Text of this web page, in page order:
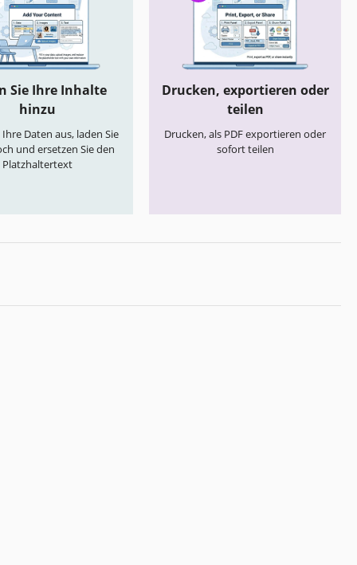
Sie Ihre Inhalte
hinzu
Ihre Daten aus, laden Sie
und ersetzen Sie den
Platzhaltertext
Drucken, exportieren oder
teilen
Drucken, als PDF exportieren oder
sofort teilen